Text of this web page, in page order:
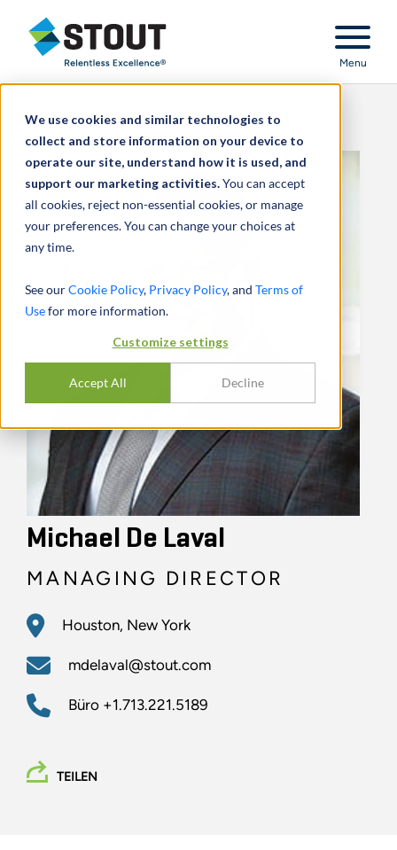
We use cookies and similar technologies to
collect and store information on your device to
operate our site, understand how it is used, and
support our marketing activities.You can accept
all cookies, reject non-essential cookies, or manage
your preferences. You can change your choices at
any time.
See ourCookie Policy, Privacy Policy, and Terms of
Usefor more information.
Customize settings
Accept All Decline
Stout Relentless Excellence
Menu
Michael De Laval
MANAGING DIRECTOR
Houston, New York
mdelaval@stout.com
Büro +1.713.221.5189
TEILEN